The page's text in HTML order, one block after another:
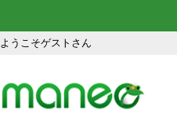
ようこそゲストさん